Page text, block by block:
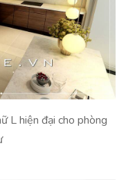
L hiện đại cho phòng